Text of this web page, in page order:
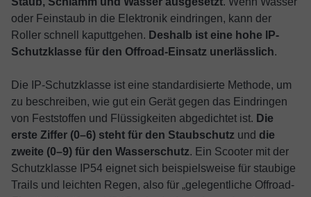
oder Feinstaub in die Elektronik eindringen, kann der
Roller schnell kaputtgehen. Deshalb ist eine hohe IP-
Schutzklasse für den Offroad-Einsatz unerlässlich.
Die IP-Schutzklasse ist eine standardisierte Methode, um
zu beschreiben, wie gut ein Gerät gegen das Eindringen
von Feststoffen und Flüssigkeiten abgedichtet ist. Die
erste Ziffer (0–6) steht für den Staubschutz und die
zweite (0–9) für den Wasserschutz. Ein Scooter mit der
Schutzklasse IP54 eignet sich beispielsweise für staubige
Trails und leichten Regen, also für „gelegentliche Offroad-